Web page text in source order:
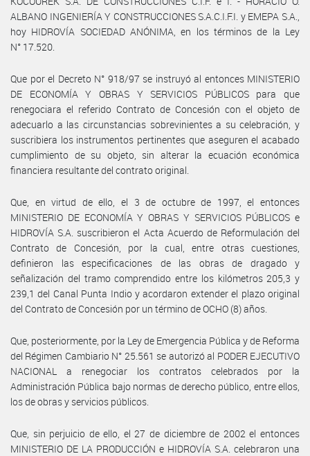
ALBANO INGENIERÍA Y CONSTRUCCIONES S.A.C.I.F.I. y EMEPA S.A.,
hoy HIDROVÍA SOCIEDAD ANÓNIMA, en los términos de la Ley
N° 17.520.
Que por el Decreto N° 918/97 se instruyó al entonces MINISTERIO
DE ECONOMÍA Y OBRAS Y SERVICIOS PÚBLICOS para que
renegociara el referido Contrato de Concesión con el objeto de
adecuarlo a las circunstancias sobrevinientes a su celebración, y
suscribiera los instrumentos pertinentes que aseguren el acabado
cumplimiento de su objeto, sin alterar la ecuación económica
financiera resultante del contrato original.
Que, en virtud de ello, el 3 de octubre de 1997, el entonces
MINISTERIO DE ECONOMÍA Y OBRAS Y SERVICIOS PÚBLICOS e
HIDROVÍA S.A. suscribieron el Acta Acuerdo de Reformulación del
Contrato de Concesión, por la cual, entre otras cuestiones,
definieron las especificaciones de las obras de dragado y
señalización del tramo comprendido entre los kilómetros 205,3 y
239,1 del Canal Punta Indio y acordaron extender el plazo original
del Contrato de Concesión por un término de OCHO (8) años.
Que, posteriormente, por la Ley de Emergencia Pública y de Reforma
del Régimen Cambiario N° 25.561 se autorizó al PODER EJECUTIVO
NACIONAL a renegociar los contratos celebrados por la
Administración Pública bajo normas de derecho público, entre ellos,
los de obras y servicios públicos.
Que, sin perjuicio de ello, el 27 de diciembre de 2002 el entonces
MINISTERIO DE LA PRODUCCIÓN e HIDROVÍA S.A. celebraron una